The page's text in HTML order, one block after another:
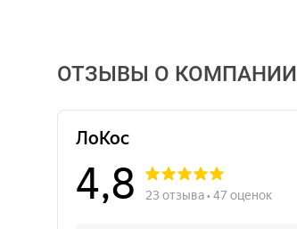
ОТЗЫВЫ О КОМПАНИИ